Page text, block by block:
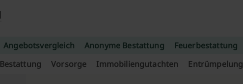
Angebotsvergleich Anonyme Bestattung Feuerbestattung
Bestattung
Vorsorge Immobiliengutachten Entrümpelung